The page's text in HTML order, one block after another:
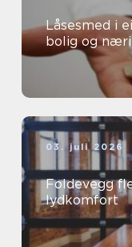
Låsesmed i eidsvoll
bolig og
03. juli 2026
Foldevegg fleksibel romdeling med høy
lydkomfort